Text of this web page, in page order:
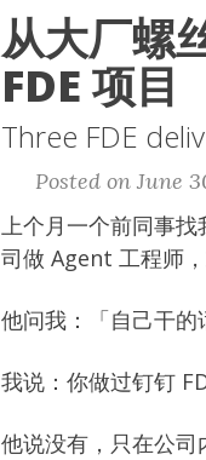
从大厂螺
FDE 项目
Three FDE
Posted on June
上个月一个前同事
司做 Agent 工程师，
他问我：「自己干的
我说：你做过钉钉
他说没有，只在公司